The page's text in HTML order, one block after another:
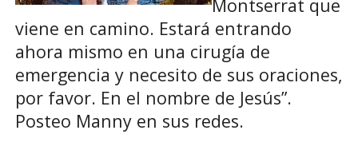
Montserrat que
viene en camino. Estará entrando
ahora mismo en una cirugía de
emergencia y necesito de sus oraciones,
por favor. En el nombre de Jesús”.
Posteo Manny en sus redes.